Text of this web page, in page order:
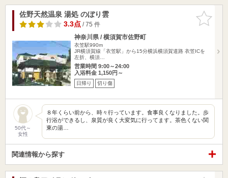
お気に入
りに追加
佐野天然温泉 湯処 のぼり雲
3.3点/ 75 件
神奈川県 / 横須賀市佐野町
衣笠駅990m
JR横須賀線「衣笠駅」から15分横浜横須賀道路 衣笠ICを
左折、横須…
営業時間 9:00～24:00
入浴料金 1,150円～
日帰り 切り傷
50代～
女性
８年くらい前から、時々行っています。食事良くなりました。歩
行浴ができるし、泉質が良く大変気に行ってます。茶色くない関
東の湯…
関連情報から探す